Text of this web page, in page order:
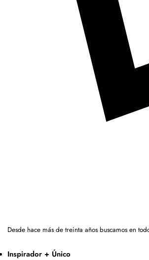
Desde hace más de treinta años buscamos en
Inspirador + Único